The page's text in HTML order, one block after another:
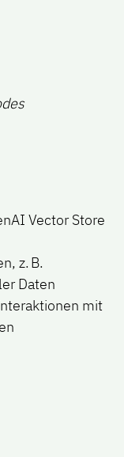
Vector Store
z. B.
Daten
mit